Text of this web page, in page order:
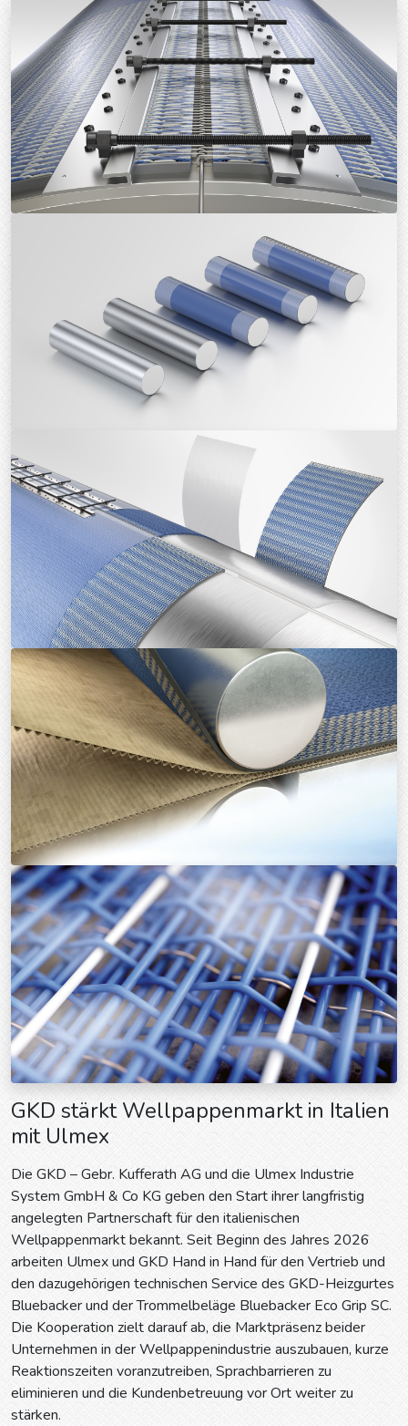
GKD stärkt Wellpappenmarkt in Italien
mit Ulmex
Die GKD – Gebr. Kufferath AG und die Ulmex Industrie
System GmbH & Co KG geben den Start ihrer langfristig
angelegten Partnerschaft für den italienischen
Wellpappenmarkt bekannt. Seit Beginn des Jahres 2026
arbeiten Ulmex und GKD Hand in Hand für den Vertrieb und
den dazugehörigen technischen Service des GKD-Heizgurtes
Bluebacker und der Trommelbeläge Bluebacker Eco Grip SC.
Die Kooperation zielt darauf ab, die Marktpräsenz beider
Unternehmen in der Wellpappenindustrie auszubauen, kurze
Reaktionszeiten voranzutreiben, Sprachbarrieren zu
eliminieren und die Kundenbetreuung vor Ort weiter zu
stärken.